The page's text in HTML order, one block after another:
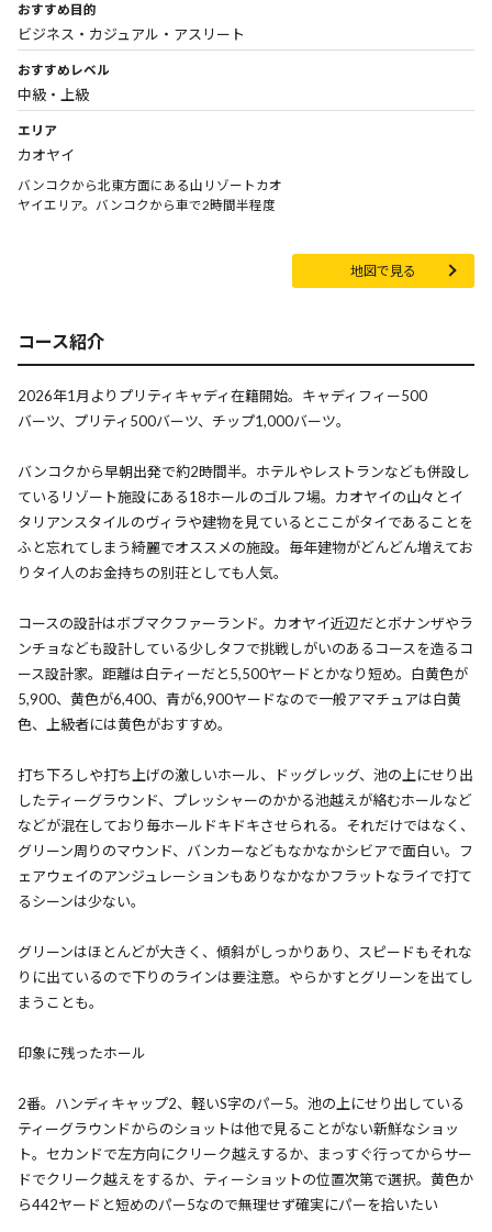
おすすめ目的
ビジネス・カジュアル・アスリート
おすすめレベル
中級・上級
エリア
カオヤイ
バンコクから北東方面にある山リゾートカオ
ヤイエリア。バンコクから車で2時間半程度
地図で見る
コース紹介
2026年1月よりプリティキャディ在籍開始。キャディフィー500
バーツ、プリティ500バーツ、チップ1,000バーツ。
バンコクから早朝出発で約2時間半。ホテルやレストランなども併設し
ているリゾート施設にある18ホールのゴルフ場。カオヤイの山々とイ
タリアンスタイルのヴィラや建物を見ているとここがタイであることを
ふと忘れてしまう綺麗でオススメの施設。毎年建物がどんどん増えてお
りタイ人のお金持ちの別荘としても人気。
コースの設計はボブマクファーランド。カオヤイ近辺だとボナンザやラ
ンチョなども設計している少しタフで挑戦しがいのあるコースを造るコ
ース設計家。距離は白ティーだと5,500ヤードとかなり短め。白黄色が
5,900、黄色が6,400、青が6,900ヤードなので一般アマチュアは白黄
色、上級者には黄色がおすすめ。
打ち下ろしや打ち上げの激しいホール、ドッグレッグ、池の上にせり出
したティーグラウンド、プレッシャーのかかる池越えが絡むホールなど
などが混在しており毎ホールドキドキさせられる。それだけではなく、
グリーン周りのマウンド、バンカーなどもなかなかシビアで面白い。フ
ェアウェイのアンジュレーションもありなかなかフラットなライで打て
るシーンは少ない。
グリーンはほとんどが大きく、傾斜がしっかりあり、スピードもそれな
りに出ているので下りのラインは要注意。やらかすとグリーンを出てし
まうことも。
印象に残ったホール
2番。ハンディキャップ2、軽いS字のパー5。池の上にせり出している
ティーグラウンドからのショットは他で見ることがない新鮮なショッ
ト。セカンドで左方向にクリーク越えするか、まっすぐ行ってからサー
ドでクリーク越えをするか、ティーショットの位置次第で選択。黄色か
ら442ヤードと短めのパー5なので無理せず確実にパーを拾いたい